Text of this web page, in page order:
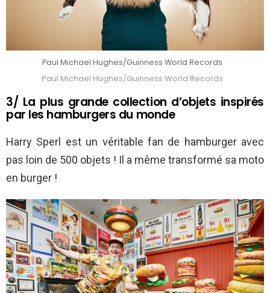
Paul Michael Hughes/Guinness World Records
Paul Michael Hughes/Guinness World Records
3/ La plus grande collection d’objets inspirés
par les hamburgers du monde
Harry Sperl est un véritable fan de hamburger avec
pas loin de 500 objets ! Il a même transformé sa moto
en burger !